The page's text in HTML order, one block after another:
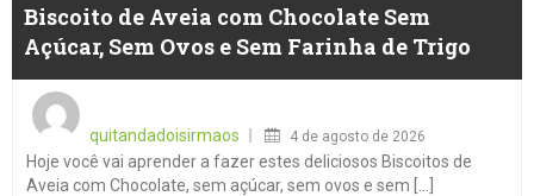
Biscoito de Aveia com Chocolate Sem
Açúcar, Sem Ovos e Sem Farinha de Trigo
quitandadoisirmaos
4 de agosto de 2026
Hoje você vai aprender a fazer estes deliciosos Biscoitos de
Aveia com Chocolate, sem açúcar, sem ovos e sem [...]